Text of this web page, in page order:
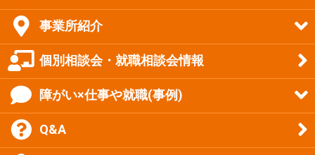
事業所紹介
個別相談会・就職相談会情報
障がい×仕事や就職(事例)
Q&A